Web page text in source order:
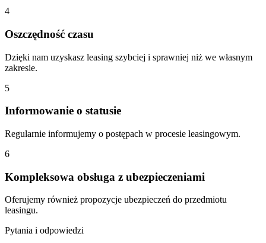
4
Oszczędność czasu
Dzięki nam uzyskasz leasing szybciej i sprawniej niż we własnym
zakresie.
5
Informowanie o statusie
Regularnie informujemy o postępach w procesie leasingowym.
6
Kompleksowa obsługa z ubezpieczeniami
Oferujemy również propozycje ubezpieczeń do przedmiotu
leasingu.
Pytania i odpowiedzi